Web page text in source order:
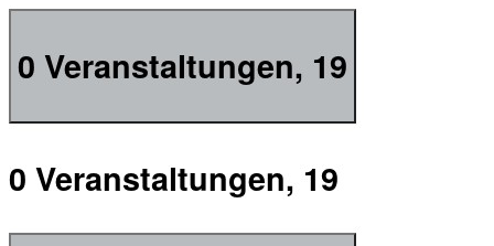
0 Veranstaltungen, 19
0 Veranstaltungen, 19